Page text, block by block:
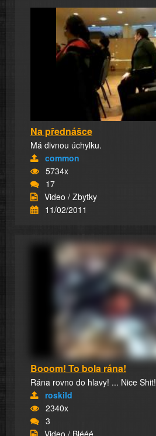
Na přednášce
Má divnou úchylku.
common
5734x
17
Video / Zbytky
11/02/2011
Booom! To bola rána!
Rána rovno do hlavy! ... Nice Shit!
roskild
2340x
3
Video / Blééé